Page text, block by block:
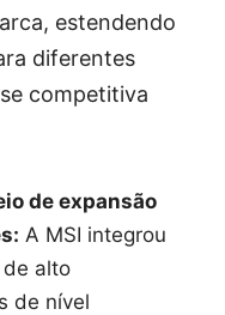
estendendo
diferentes
competitiva
de expansão
A MSI integrou
de alto
de nível